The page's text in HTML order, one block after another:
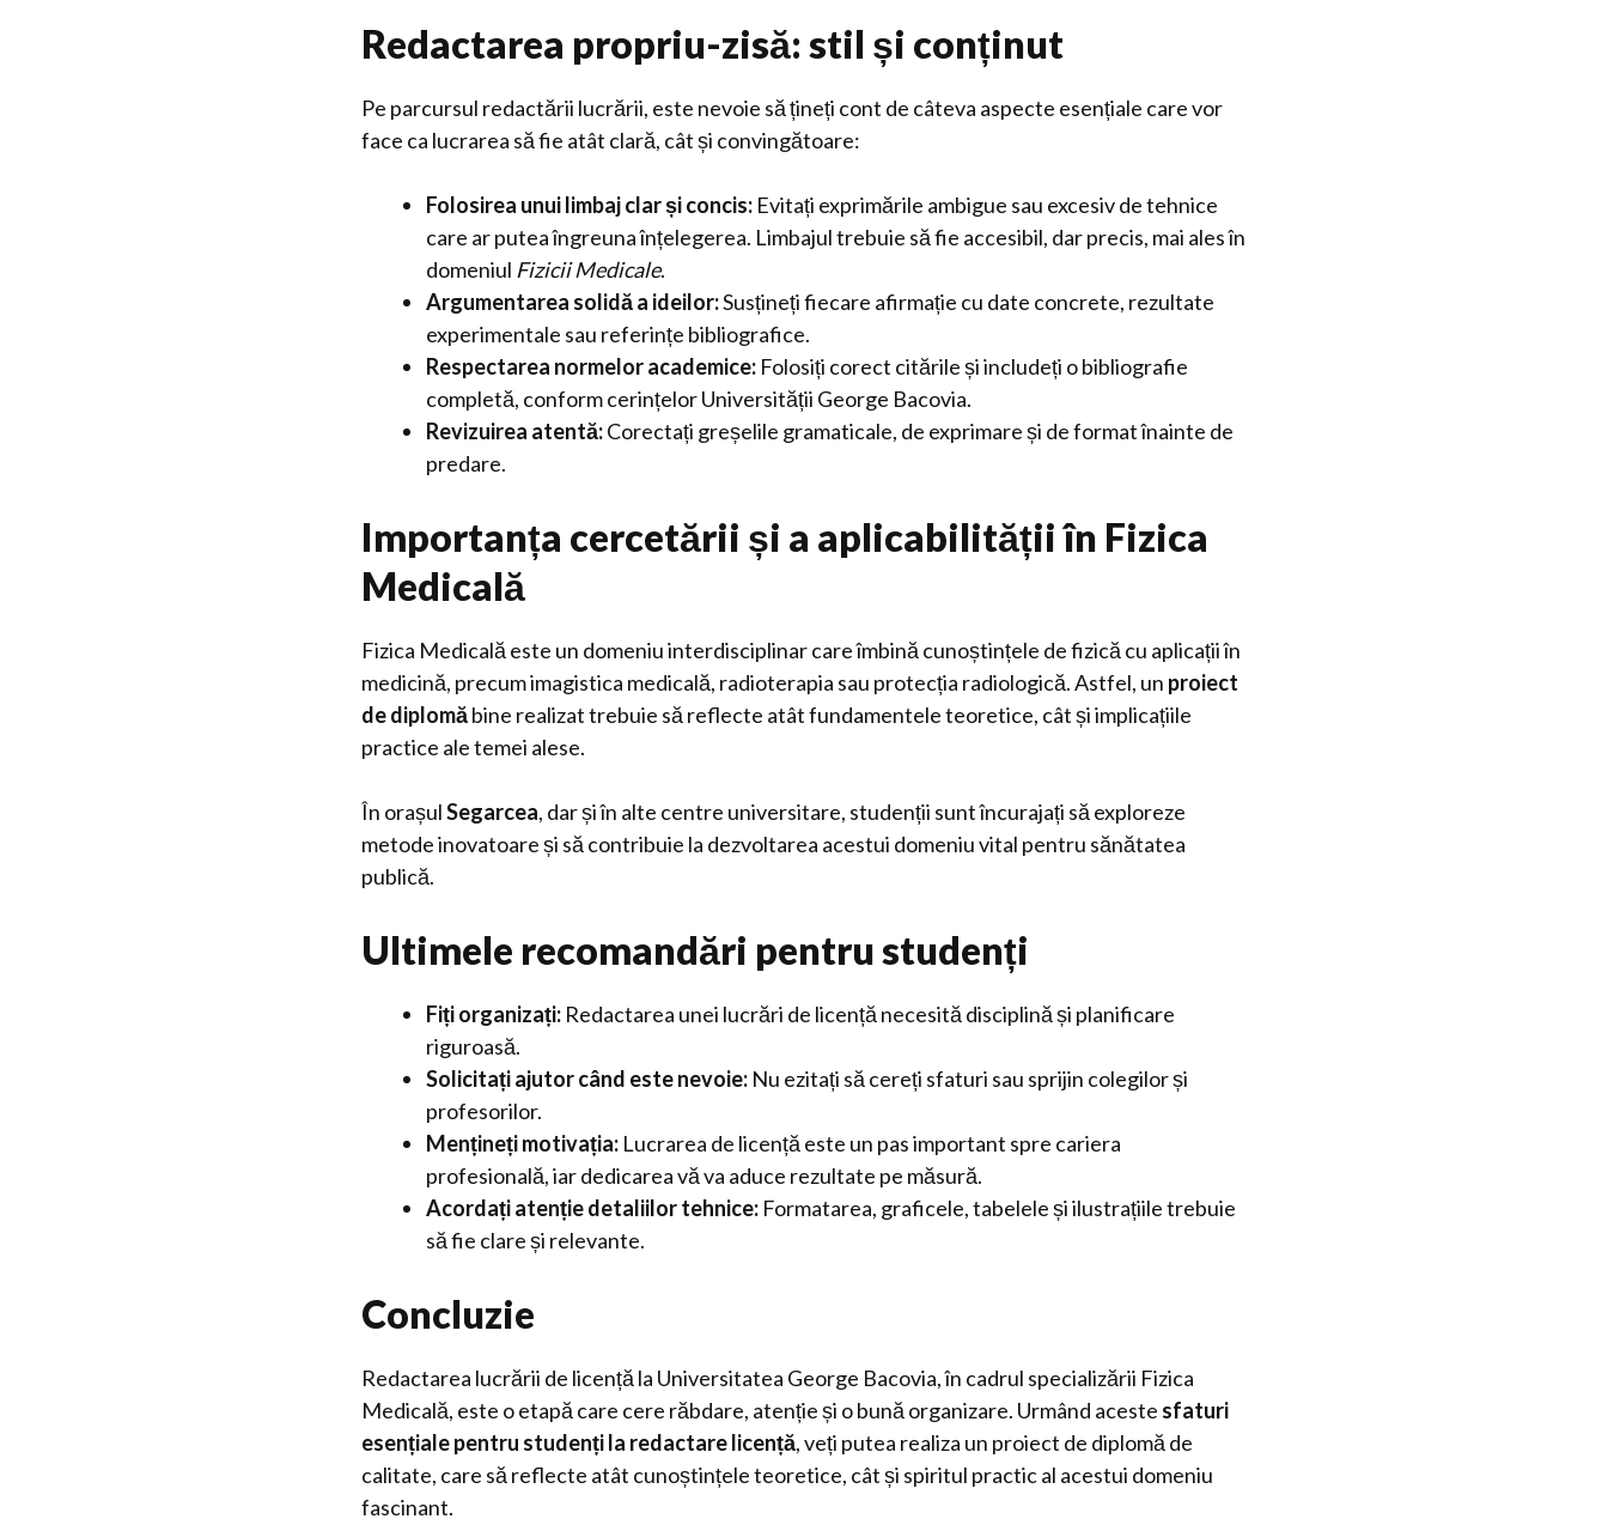
Redactarea propriu-zisă: stil și conținut
Pe parcursul redactării lucrării, este nevoie să țineți cont de câteva aspecte esențiale care vor
face ca lucrarea să fie atât clară, cât și convingătoare:
Folosirea unui limbaj clar și concis: Evitați exprimările ambigue sau excesiv de tehnice
care ar putea îngreuna înțelegerea. Limbajul trebuie să fie accesibil, dar precis, mai ales în
domeniul Fizicii Medicale.
Argumentarea solidă a ideilor:Susțineți fiecare afirmație cu date concrete, rezultate
experimentale sau referințe bibliografice.
Respectarea normelor academice: Folosiți corect citările și includeți o bibliografie
completă, conform cerințelor Universității George Bacovia.
Revizuirea atentă:Corectați greșelile gramaticale, de exprimare și de format înainte de
predare.
Importanța cercetării și a aplicabilității în Fizica
Medicală
Fizica Medicală este un domeniu interdisciplinar care îmbină cunoștințele de fizică cu aplicații în
medicină, precum imagistica medicală, radioterapia sau protecția radiologică. Astfel, un proiect
de diplomăbine realizat trebuie să reflecte atât fundamentele teoretice, cât și implicațiile
practice ale temei alese.
În orașulSegarcea, dar și în alte centre universitare, studenții sunt încurajați să exploreze
metode inovatoare și să contribuie la dezvoltarea acestui domeniu vital pentru sănătatea
publică.
Ultimele recomandări pentru studenți
Fiți organizați: Redactarea unei lucrări de licență necesită disciplină și planificare
riguroasă.
Solicitați ajutor când este nevoie: Nu ezitați să cereți sfaturi sau sprijin colegilor și
profesorilor.
Mențineți motivația: Lucrarea de licență este un pas important spre cariera
profesională, iar dedicarea vă va aduce rezultate pe măsură.
Acordați atenție detaliilor tehnice: Formatarea, graficele, tabelele și ilustrațiile trebuie
să fie clare și relevante.
Concluzie
Redactarea lucrării de licență la Universitatea George Bacovia, în cadrul specializării Fizica
Medicală, este o etapă care cere răbdare, atenție și o bună organizare. Urmând aceste sfaturi
esențiale pentru studenți la redactare licență, veți putea realiza un proiect de diplomă de
calitate, care să reflecte atât cunoștințele teoretice, cât și spiritul practic al acestui domeniu
fascinant.